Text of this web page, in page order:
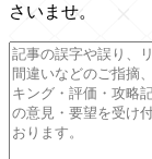
さいませ。